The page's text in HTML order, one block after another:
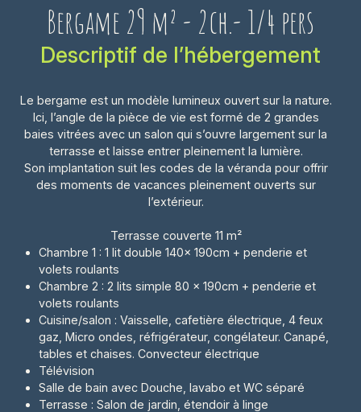
Bergame 29 m² - 2ch.- 1/4 pers
Descriptif de l’hébergement
Le bergame est un modèle lumineux ouvert sur la nature.
Ici, l’angle de la pièce de vie est formé de 2 grandes
baies vitrées avec un salon qui s’ouvre largement sur la
terrasse et laisse entrer pleinement la lumière.
Son implantation suit les codes de la véranda pour offrir
des moments de vacances pleinement ouverts sur
l’extérieur.
Terrasse couverte 11 m²
Chambre 1 : 1 lit double 140x 190cm + penderie et
volets roulants
Chambre 2 : 2 lits simple 80 x 190cm + penderie et
volets roulants
Cuisine/salon : Vaisselle, cafetière électrique, 4 feux
gaz, Micro ondes, réfrigérateur, congélateur. Canapé,
tables et chaises. Convecteur électrique
Télévision
Salle de bain avec Douche, lavabo et WC séparé
Terrasse : Salon de jardin, étendoir à linge